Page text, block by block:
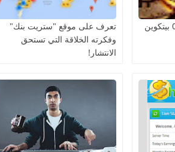
تعرف على موقع "ستريت بنك"
وفكرته الخلاقة التي تستحق
الانتشار!